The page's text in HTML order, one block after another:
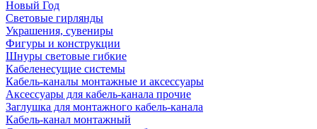
Новый Год
Световые гирлянды
Украшения, сувениры
Фигуры и конструкции
Шнуры световые гибкие
Кабеленесущие системы
Кабель-каналы монтажные и аксессуары
Аксессуары для кабель-канала прочие
Заглушка для монтажного кабель-канала
Кабель-канал монтажный